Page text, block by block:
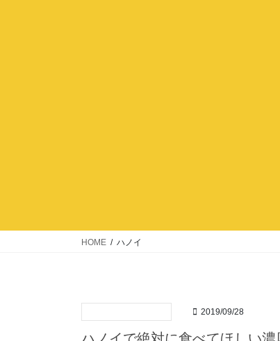
HOME ハノイ
2019/09/28
ハノイで絶対に食べてほしい濃